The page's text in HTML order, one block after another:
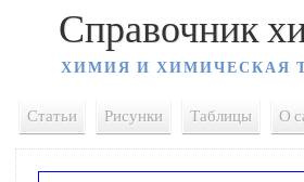
Справочник
ХИМИЯ И ХИМИЧЕСКАЯ
Статьи Рисунки Таблицы О